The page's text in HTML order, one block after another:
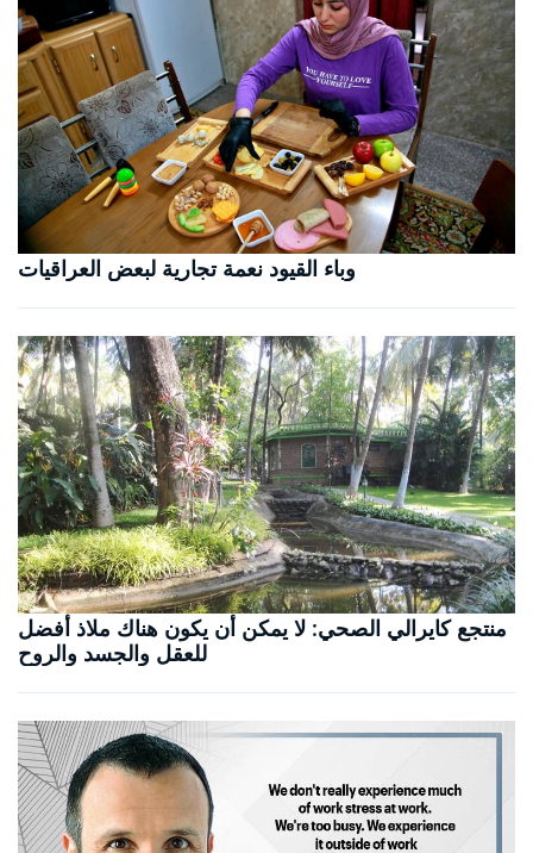
وباء القيود نعمة تجارية لبعض العراقيات
منتجع كايرالي الصحي: لا يمكن أن يكون هناك ملاذ أفضل
للعقل والجسد والروح